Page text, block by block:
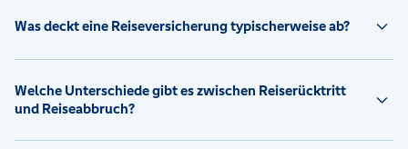
Was deckt eine Reiseversicherung typischerweise ab?
Welche Unterschiede gibt es zwischen Reiserücktritt
und Reiseabbruch?